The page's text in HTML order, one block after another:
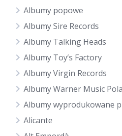
Albumy popowe
Albumy Sire Records
Albumy Talking Heads
Albumy Toy’s Factory
Albumy Virgin Records
Albumy Warner Music
Albumy wyprodukowane
Alicante